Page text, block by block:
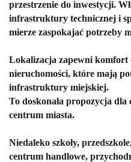
przestrzenie do inwestycji.
infrastruktury technicznej i
mierze zaspokajać potrzeby
Lokalizacja zapewni komfort
nieruchomości, które mają
infrastruktury miejskiej.
To doskonała propozycja dla
centrum miasta.
Niedaleko szkoły,
centrum handlowe,